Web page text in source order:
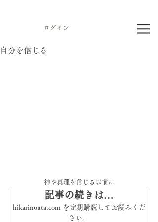
ログイン
自分を信じる
神や真理を信じる以前に
記事の続きは…
hikarinouta.com を定期購読してお読みくだ
さい。